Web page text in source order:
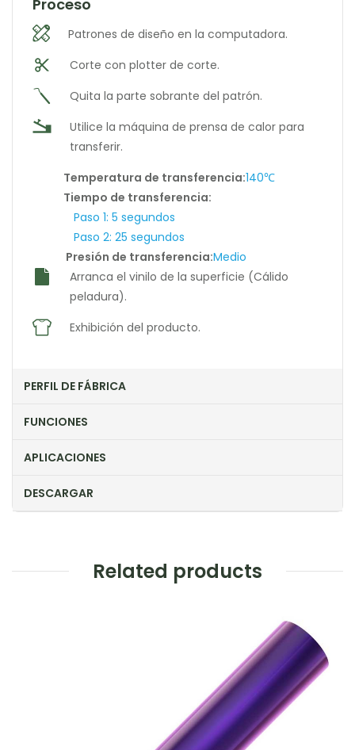
Proceso
Patrones de diseño en la computadora.
Corte con plotter de corte.
Quita la parte sobrante del patrón.
Utilice la máquina de prensa de calor para
transferir.
Temperatura de transferencia:140℃
Tiempo de transferencia:
Paso 1: 5 segundos
Paso 2: 25 segundos
Presión de transferencia:Medio
Arranca el vinilo de la superficie (Cálido
peladura).
Exhibición del producto.
PERFIL DE FÁBRICA
FUNCIONES
APLICACIONES
DESCARGAR
Related products